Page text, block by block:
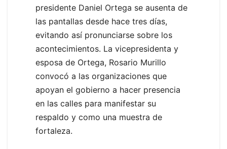
presidente Daniel Ortega se ausenta de
las pantallas desde hace tres días,
evitando así pronunciarse sobre los
acontecimientos. La vicepresidenta y
esposa de Ortega, Rosario Murillo
convocó a las organizaciones que
apoyan el gobierno a hacer presencia
en las calles para manifestar su
respaldo y como una muestra de
fortaleza.